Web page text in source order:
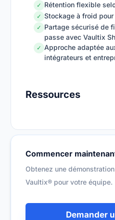
✓ Rétention flexible
✓ Stockage à froid
✓ Partage sécurisé de
passe avec Vaultix
✓ Approche adaptée
intégrateurs et
Ressources
Commencer
Obtenez une
Vaultix® pour votre équipe.
Demander